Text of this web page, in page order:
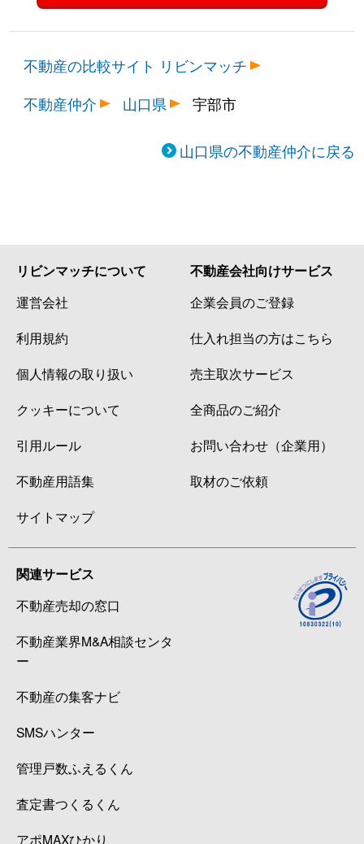
不動産の比較サイト リビンマッチ
不動産仲介
山口県 宇部市
山口県の不動産仲介に戻る
リビンマッチについて
運営会社
利用規約
個人情報の取り扱い
クッキーについて
引用ルール
不動産用語集
サイトマップ
不動産会社向けサービス
企業会員のご登録
仕入れ担当の方はこちら
売主取次サービス
全商品のご紹介
お問い合わせ（企業用）
取材のご依頼
関連サービス
不動産売却の窓口
不動産業界M&A相談センタ
ー
不動産の集客ナビ
SMSハンター
管理戸数ふえるくん
査定書つくるくん
アポMAXひかり